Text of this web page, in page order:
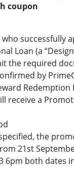
coupon
successfully
Loan (a
the required
by
receive a
the
21st
6pm both dates